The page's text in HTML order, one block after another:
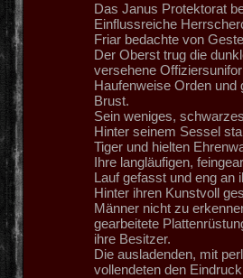
Das Janus Protektorat
Einflussreiche
Friar bedachte von
Der Oberst trug die
versehene
Haufenweise Orden
Brust.
Sein weniges,
Hinter seinem Sessel
Tiger und hielten
Ihre langläufigen,
Lauf gefasst und eng an
Hinter ihren Kunstvoll
Männer nicht zu
gearbeitete
ihre Besitzer.
Die ausladenden, mit
vollendeten den